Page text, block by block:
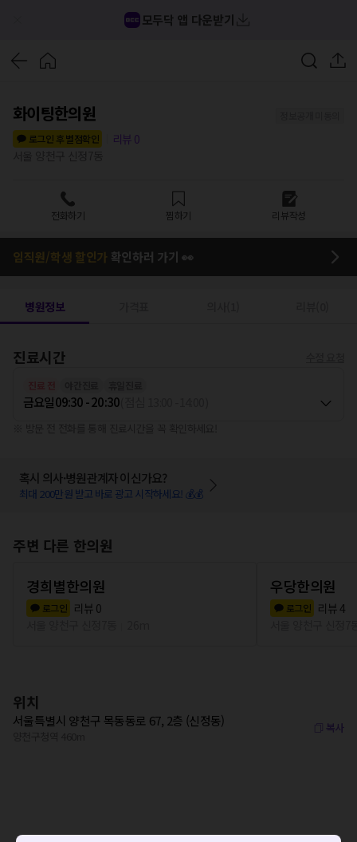
모두닥 앱 다운받기
화이팅한의원
로그인 후 별점확인
리뷰 0
전화하기 찜하기 리뷰작성
임직원/학생 할인가 확인하러 가기 👀
병원정보
진료시간
금요일09:30 - 20:30
혹시 의사·병원관계자 이신가요?
최대 200만원 받고 바로 광고 시작하세요! 💰💰
주변 다른 한의원
경희별한의원
로그인 리뷰 0
우당한의원
로그인 리뷰4
위치
서울특별시 양천구 목동동로 67, 2층 (신정동) 복사